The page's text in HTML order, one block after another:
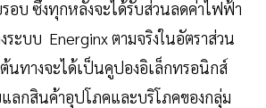
อบ ซึ่งทุกหลังจะได้รับส่วนลดค่าไฟฟ้า
ระบบ Energinx ตามจริงในอัตราส่วน
นทางจะได้เป็นคูปองอิเล็กทรอนิกส์
ลกสินค้าอุปโภคและบริโภคของกลุ่ม